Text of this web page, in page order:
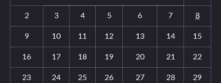
2 3 4 5 6 7 8
9 10 11 12 13 14 15
16 17 18 19 20 21 22
23 24 25 26 27 28 29